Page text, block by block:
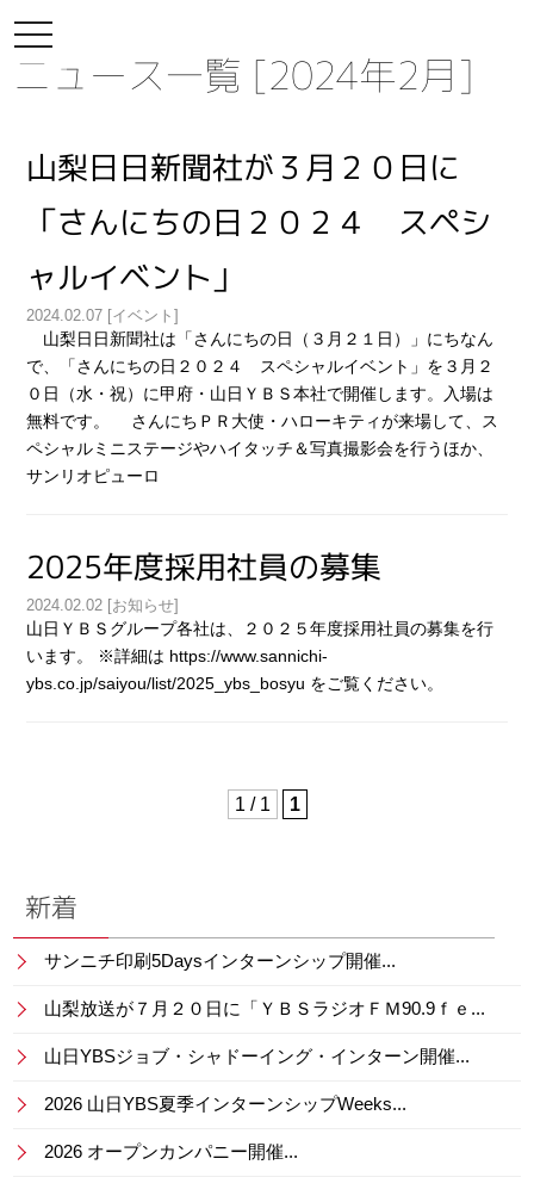
toggle
navigation
ニュース一覧 [2024年2月]
山梨日日新聞社が３月２０日に
「さんにちの日２０２４ スペシ
ャルイベント」
2024.02.07 [イベント]
山梨日日新聞社は「さんにちの日（３月２１日）」にちなん
で、「さんにちの日２０２４ スペシャルイベント」を３月２
０日（水・祝）に甲府・山日ＹＢＳ本社で開催します。入場は
無料です。 さんにちＰＲ大使・ハローキティが来場して、ス
ペシャルミニステージやハイタッチ＆写真撮影会を行うほか、
サンリオピューロ
2025年度採用社員の募集
2024.02.02 [お知らせ]
山日ＹＢＳグループ各社は、２０２５年度採用社員の募集を行
います。 ※詳細は https://www.sannichi-
ybs.co.jp/saiyou/list/2025_ybs_bosyu をご覧ください。
1 / 1 1
新着
サンニチ印刷5Daysインターンシップ開催...
山梨放送が７月２０日に「ＹＢＳラジオＦＭ90.9ｆｅ...
山日YBSジョブ・シャドーイング・インターン開催...
2026 山日YBS夏季インターンシップWeeks...
2026 オープンカンパニー開催...